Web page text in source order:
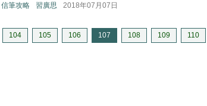
信筆攻略 習廣思 2018年07月07日
104 105 106 107 108 109 110